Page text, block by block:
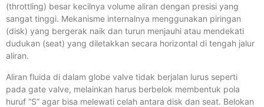
(throttling) besar kecilnya volume aliran dengan presisi yang
sangat tinggi. Mekanisme internalnya menggunakan piringan
(disk) yang bergerak naik dan turun menjauhi atau mendekati
dudukan (seat) yang diletakkan secara horizontal di tengah jalur
aliran.
Aliran fluida di dalam globe valve tidak berjalan lurus seperti
pada gate valve, melainkan harus berbelok membentuk pola
huruf “S” agar bisa melewati celah antara disk dan seat. Belokan